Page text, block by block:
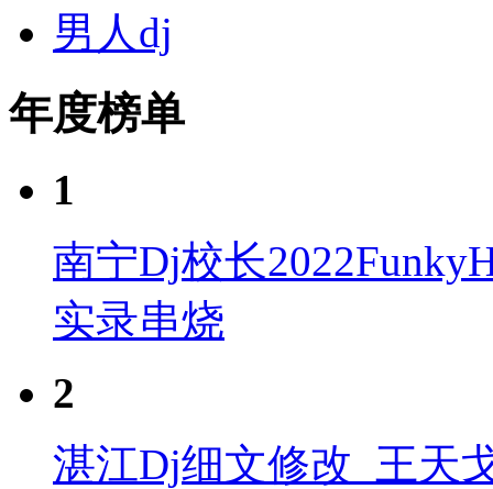
男人dj
年度榜单
1
南宁Dj校长
实录串烧
2
湛江Dj细文修改_王天